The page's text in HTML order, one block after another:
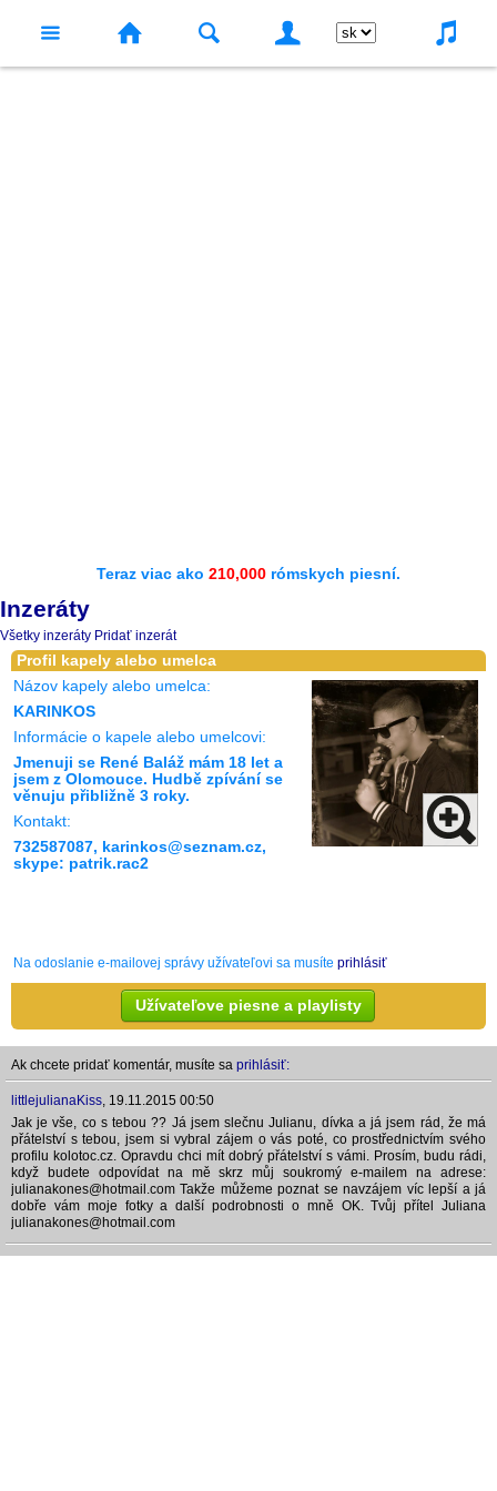
Teraz viac ako 210,000 rómskych piesní.
Inzeráty
Všetky inzeráty Pridať inzerát
Profil kapely alebo umelca
Názov kapely alebo umelca:
KARINKOS
Informácie o kapele alebo umelcovi:
Jmenuji se René Baláž mám 18 let a
jsem z Olomouce. Hudbě zpívání se
věnuju přibližně 3 roky.
Kontakt:
732587087, karinkos@seznam.cz,
skype: patrik.rac2
Na odoslanie e-mailovej správy užívateľovi sa musíte prihlásiť
Užívateľove piesne a playlisty
Ak chcete pridať komentár, musíte sa prihlásiť:
littlejulianaKiss, 19.11.2015 00:50
Jak je vše, co s tebou ?? Já jsem slečnu Julianu, dívka a já jsem rád, že má
přátelství s tebou, jsem si vybral zájem o vás poté, co prostřednictvím svého
profilu kolotoc.cz. Opravdu chci mít dobrý přátelství s vámi. Prosím, budu rádi,
když budete odpovídat na mě skrz můj soukromý e-mailem na adrese:
julianakones@hotmail.com Takže můžeme poznat se navzájem víc lepší a já
dobře vám moje fotky a další podrobnosti o mně OK. Tvůj přítel Juliana
julianakones@hotmail.com